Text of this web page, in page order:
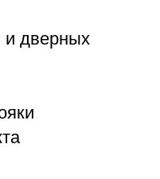
и дверных